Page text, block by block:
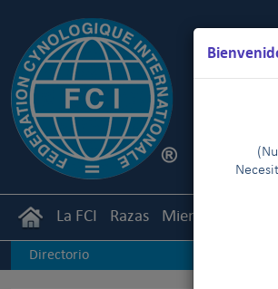
La FCI Razas Miembros
Directorio